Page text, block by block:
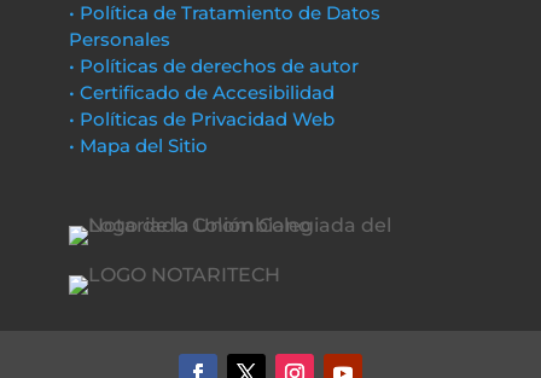
• Política de Tratamiento de Datos
Personales
• Políticas de derechos de autor
• Certificado de Accesibilidad
• Políticas de Privacidad Web
• Mapa del Sitio